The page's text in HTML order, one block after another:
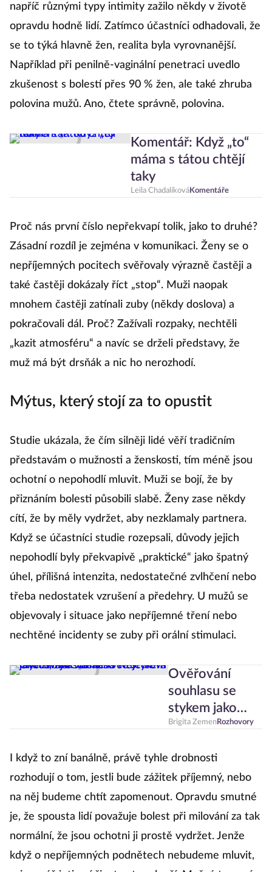
napříč různými typy intimity zažilo někdy v životě
opravdu hodně lidí. Zatímco účastníci odhadovali, že
se to týká hlavně žen, realita byla vyrovnanější.
Například při penilně-vaginální penetraci uvedlo
zkušenost s bolestí přes 90 % žen, ale také zhruba
polovina mužů. Ano, čtete správně, polovina.
Komentář: Když „to“
máma s tátou chtějí
taky
Leila ChadalíkováKomentáře
Proč nás první číslo nepřekvapí tolik, jako to druhé?
Zásadní rozdíl je zejména v komunikaci. Ženy se o
nepříjemných pocitech svěřovaly výrazně častěji a
také častěji dokázaly říct „stop“. Muži naopak
mnohem častěji zatínali zuby (někdy doslova) a
pokračovali dál. Proč? Zažívali rozpaky, nechtěli
„kazit atmosféru“ a navíc se drželi představy, že
muž má být drsňák a nic ho nerozhodí.
Mýtus, který stojí za to opustit
Studie ukázala, že čím silněji lidé věří tradičním
představám o mužnosti a ženskosti, tím méně jsou
ochotní o nepohodlí mluvit. Muži se bojí, že by
přiznáním bolesti působili slabě. Ženy zase někdy
cítí, že by měly vydržet, aby nezklamaly partnera.
Když se účastníci studie rozepsali, důvody jejich
nepohodlí byly překvapivě „praktické“ jako špatný
úhel, přílišná intenzita, nedostatečné zvlhčení nebo
třeba nedostatek vzrušení a předehry. U mužů se
objevovaly i situace jako nepříjemné tření nebo
nechtěné incidenty se zuby při orální stimulaci.
Ověřování
souhlasu se
stykem jako
zabiják vášně?
říká Johanna
Nejedlová
Brigita ZemenRozhovory
I když to zní banálně, právě tyhle drobnosti
rozhodují o tom, jestli bude zážitek příjemný, nebo
na něj budeme chtít zapomenout. Opravdu smutné
je, že spousta lidí považuje bolest při milování za tak
normální, že jsou ochotni ji prostě vydržet. Jenže
když o nepříjemných podnětech nebudeme mluvit,